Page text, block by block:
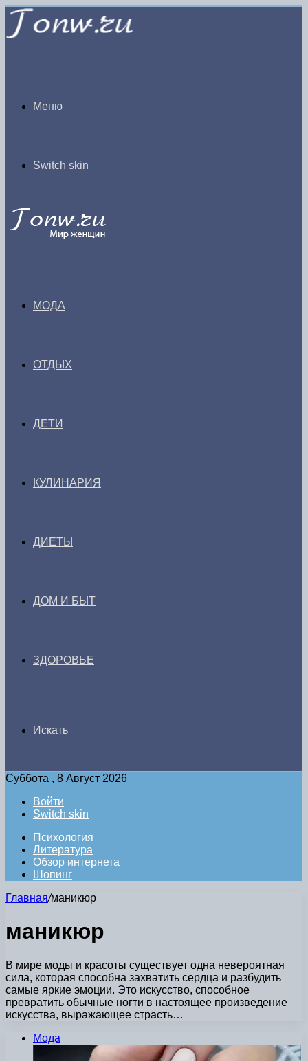
Меню
Switch skin
МОДА
ОТДЫХ
ДЕТИ
КУЛИНАРИЯ
ДИЕТЫ
ДОМ И БЫТ
ЗДОРОВЬЕ
Искать
Суббота , 8 Август 2026
Войти
Switch skin
Психология
Литература
Обзор интернета
Шопинг
Главная/маникюр
маникюр
В мире моды и красоты существует одна невероятная
сила, которая способна захватить сердца и разбудить
самые яркие эмоции. Это искусство, способное
превратить обычные ногти в настоящее произведение
искусства, выражающее страсть…
Мода